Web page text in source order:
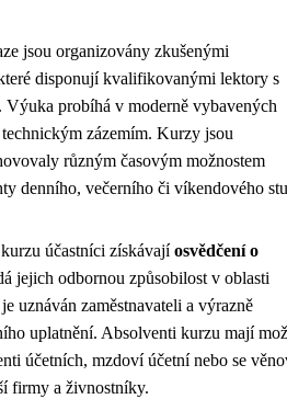
jsou organizovány zkušenými
disponují kvalifikovanými lektory s
probíhá v moderně vybavených
zázemím. Kurzy jsou
různým časovým možnostem
denního, večerního či víkendového
účastníci získávajíosvědčení o
jejich odbornou způsobilost v oblasti
uznáván zaměstnavateli a výrazně
uplatnění. Absolventi kurzu mají
účetních, mzdoví účetní nebo se
firmy a živnostníky.